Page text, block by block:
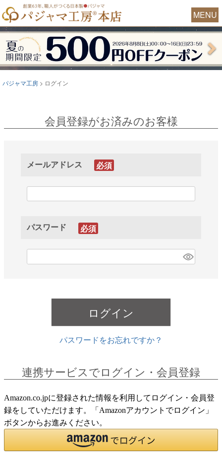
MENU
パジャマ工房 ログイン
会員登録がお済みのお客様
メールアドレス
パスワード
ログイン
パスワードをお忘れですか？
連携サービスでログイン・会員登録
Amazon.co.jpに登録された情報を利用してログイン・会員登
録をしていただけます。「Amazonアカウントでログイン」
ボタンからお進みください。